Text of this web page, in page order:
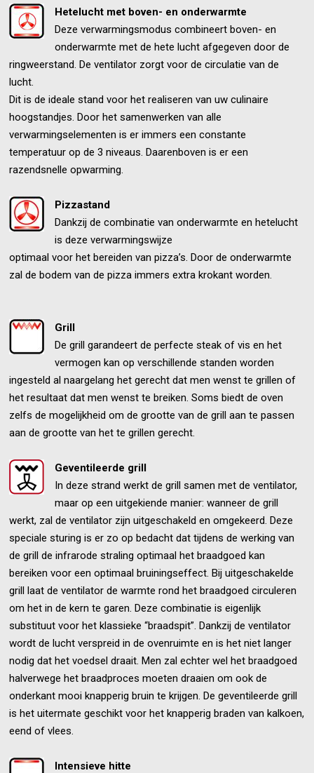
Hetelucht met boven- en onderwarmte
Deze verwarmingsmodus combineert boven- en
onderwarmte met de hete lucht afgegeven door de
ringweerstand. De ventilator zorgt voor de circulatie van de
lucht.
Dit is de ideale stand voor het realiseren van uw culinaire
hoogstandjes. Door het samenwerken van alle
verwarmingselementen is er immers een constante
temperatuur op de 3 niveaus. Daarenboven is er een
razendsnelle opwarming.
Pizzastand
Dankzij de combinatie van onderwarmte en hetelucht
is deze verwarmingswijze
optimaal voor het bereiden van pizza’s. Door de onderwarmte
zal de bodem van de pizza immers extra krokant worden.
Grill
De grill garandeert de perfecte steak of vis en het
vermogen kan op verschillende standen worden
ingesteld al naargelang het gerecht dat men wenst te grillen of
het resultaat dat men wenst te breiken. Soms biedt de oven
zelfs de mogelijkheid om de grootte van de grill aan te passen
aan de grootte van het te grillen gerecht.
Geventileerde grill
In deze strand werkt de grill samen met de ventilator,
maar op een uitgekiende manier: wanneer de grill
werkt, zal de ventilator zijn uitgeschakeld en omgekeerd. Deze
speciale sturing is er zo op bedacht dat tijdens de werking van
de grill de infrarode straling optimaal het braadgoed kan
bereiken voor een optimaal bruiningseffect. Bij uitgeschakelde
grill laat de ventilator de warmte rond het braadgoed circuleren
om het in de kern te garen. Deze combinatie is eigenlijk
substituut voor het klassieke “braadspit”. Dankzij de ventilator
wordt de lucht verspreid in de ovenruimte en is het niet langer
nodig dat het voedsel draait. Men zal echter wel het braadgoed
halverwege het braadproces moeten draaien om ook de
onderkant mooi knapperig bruin te krijgen. De geventileerde grill
is het uitermate geschikt voor het knapperig braden van kalkoen,
eend of vlees.
Intensieve hitte